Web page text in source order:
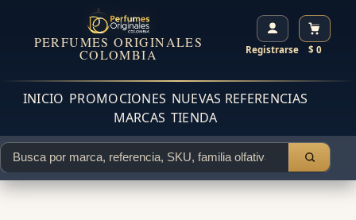
PERFUMES ORIGINALES
COLOMBIA Registrarse $ 0
INICIO PROMOCIONES NUEVAS REFERENCIAS
MARCAS TIENDA